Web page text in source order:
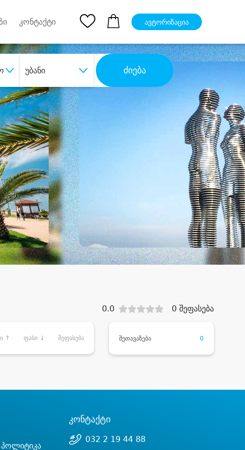
კონტაქტი ავტორიზაცია
უბანი ძიება
დიდი დანაზოგით
0.0 0 შეფასება
↑ ფასი ↓ შეფასება შეთავაზება 0
კონტაქტი
032 2 19 44 88